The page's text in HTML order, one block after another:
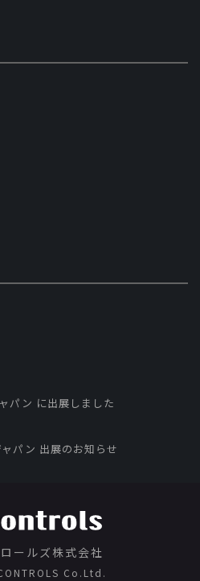
パン に出展しました
パン 出展のお知らせ
ールズ株式会社
Co.Ltd.